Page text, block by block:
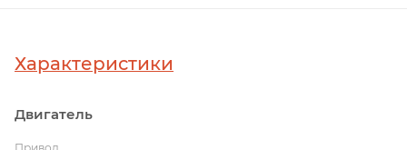
Характеристики
Двигатель